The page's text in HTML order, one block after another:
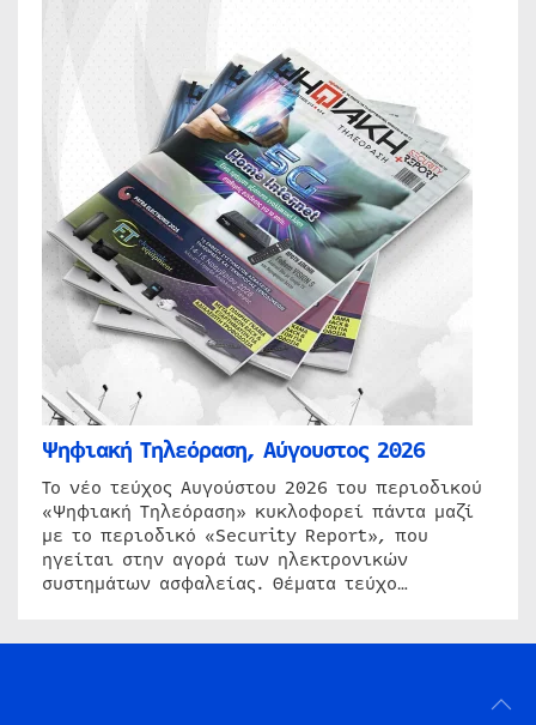
Ψηφιακή Τηλεόραση, Αύγουστος 2026
Το νέο τεύχος Αυγούστου 2026 του περιοδικού
«Ψηφιακή Τηλεόραση» κυκλοφορεί πάντα μαζί
με το περιοδικό «Security Report», που
ηγείται στην αγορά των ηλεκτρονικών
συστημάτων ασφαλείας. Θέματα τεύχο…